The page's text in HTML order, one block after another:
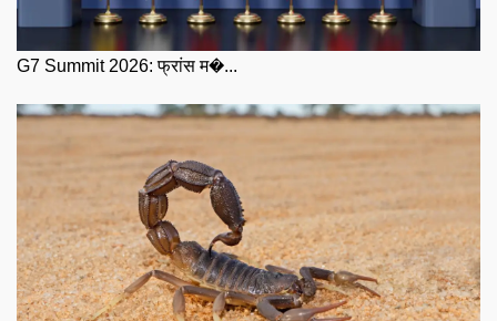
G7 Summit 2026: फ्रांस म�...